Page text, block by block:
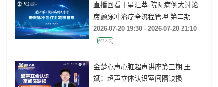
直播回看丨星汇萃·院际病例大讨论
房颤脉冲治疗全流程管理 第二期
2026-07-20 19:30 - 2026-07-20 21:10
692人次
金楚心声心脏超声讲座第三期 王
斌：超声立体认识室间隔缺损